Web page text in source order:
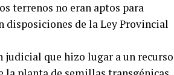
terrenos no eran aptos para
de la Ley Provincial
judicial que hizo lugar a un recurso